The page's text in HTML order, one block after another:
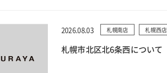
2026.08.03 札幌南店 札幌西店
札幌市北区北6条西について